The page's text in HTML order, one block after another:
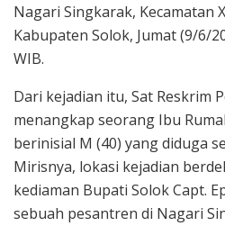
Nagari Singkarak, Kecamatan
Kabupaten Solok, Jumat (9/6/
WIB.
Dari kejadian itu, Sat Reskrim
menangkap seorang Ibu
berinisial M (40) yang diduga
Mirisnya, lokasi kejadian
kediaman Bupati Solok Capt.
sebuah pesantren di Nagari